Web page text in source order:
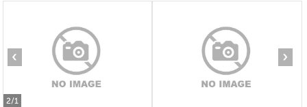
2/1
‹ ›